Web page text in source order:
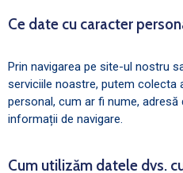
Ce date cu caracter
Prin navigarea pe site-ul nostru
serviciile noastre, putem colecta
personal, cum ar fi nume, adresă
informații de navigare.
Cum utilizăm datele dvs.